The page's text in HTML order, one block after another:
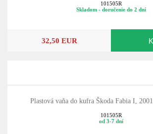
101505R
Skladom - doručenie do 2 dní
32,50 EUR
Plastová vaňa do kufra Škoda Fabia I,
101505R
od 3-7 dní